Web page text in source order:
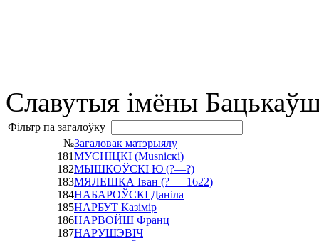
Славутыя імёны
Фільтр па загалоўку
№Загаловак матэрыялу
181МУСНІЦКІ (Мusnіскі)
182МЫШКОЎСКІ Ю (?—?)
183МЯЛЕШКА Іван (? — 1622)
184НАБАРОЎСКІ Даніла
185НАРБУТ Казімір
186НАРВОЙШ Франц
187НАРУШЭВІЧ